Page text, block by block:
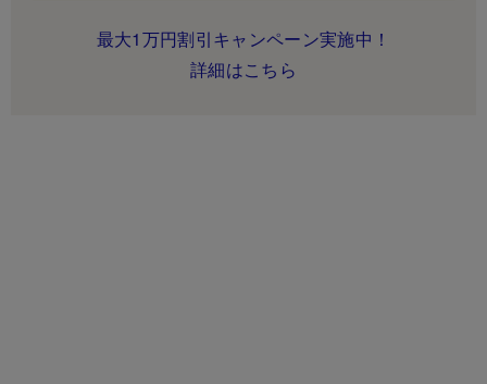
最大1万円割引キャンペーン実施中！
詳細はこちら